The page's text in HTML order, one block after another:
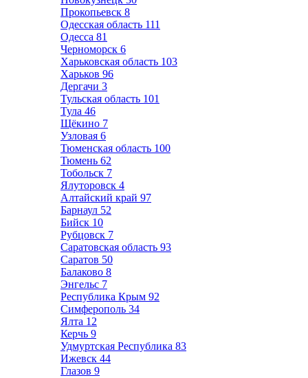
Прокопьевск 8
Одесская область 111
Одесса 81
Черноморск 6
Харьковская область 103
Харьков 96
Дергачи 3
Тульская область 101
Тула 46
Щёкино 7
Узловая 6
Тюменская область 100
Тюмень 62
Тобольск 7
Ялуторовск 4
Алтайский край 97
Барнаул 52
Бийск 10
Рубцовск 7
Саратовская область 93
Саратов 50
Балаково 8
Энгельс 7
Республика Крым 92
Симферополь 34
Ялта 12
Керчь 9
Удмуртская Республика 83
Ижевск 44
Глазов 9